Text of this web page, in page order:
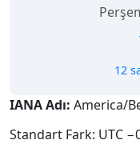
12
IANA Adı: America/
Standart Fark: UTC